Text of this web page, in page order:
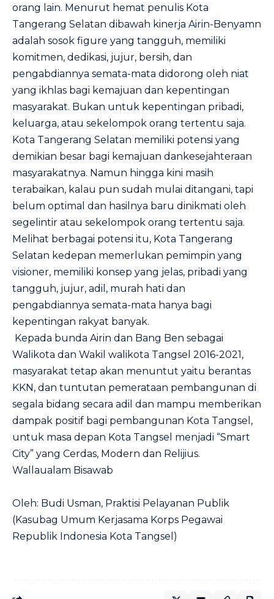
orang lain. Menurut hemat penulis Kota
Tangerang Selatan dibawah kinerja Airin-Benyamn
adalah sosok figure yang tangguh, memiliki
komitmen, dedikasi, jujur, bersih, dan
pengabdiannya semata-mata didorong oleh niat
yang ikhlas bagi kemajuan dan kepentingan
masyarakat. Bukan untuk kepentingan pribadi,
keluarga, atau sekelompok orang tertentu saja.
Kota Tangerang Selatan memiliki potensi yang
demikian besar bagi kemajuan dankesejahteraan
masyarakatnya. Namun hingga kini masih
terabaikan, kalau pun sudah mulai ditangani, tapi
belum optimal dan hasilnya baru dinikmati oleh
segelintir atau sekelompok orang tertentu saja.
Melihat berbagai potensi itu, Kota Tangerang
Selatan kedepan memerlukan pemimpin yang
visioner, memiliki konsep yang jelas, pribadi yang
tangguh, jujur, adil, murah hati dan
pengabdiannya semata-mata hanya bagi
kepentingan rakyat banyak.
Kepada bunda Airin dan Bang Ben sebagai
Walikota dan Wakil walikota Tangsel 2016-2021,
masyarakat tetap akan menuntut yaitu berantas
KKN, dan tuntutan pemerataan pembangunan di
segala bidang secara adil dan mampu memberikan
dampak positif bagi pembangunan Kota Tangsel,
untuk masa depan Kota Tangsel menjadi “Smart
City” yang Cerdas, Modern dan Relijius.
Wallaualam Bisawab
Oleh: Budi Usman, Praktisi Pelayanan Publik
(Kasubag Umum Kerjasama Korps Pegawai
Republik Indonesia Kota Tangsel)